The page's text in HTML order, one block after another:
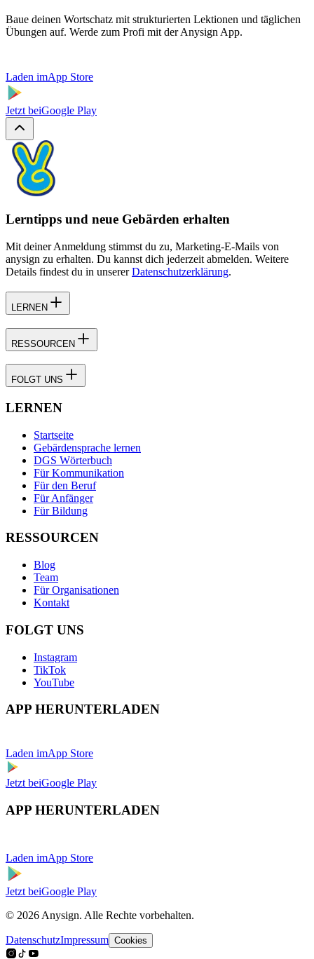
Baue deinen Wortschatz mit strukturierten Lektionen und täglichen
Übungen auf. Werde zum Profi mit der Anysign App.
Laden imApp Store
Jetzt beiGoogle Play
Lerntipps und neue Gebärden erhalten
Mit deiner Anmeldung stimmst du zu, Marketing-E-Mails von
anysign zu erhalten. Du kannst dich jederzeit abmelden. Weitere
Details findest du in unserer Datenschutzerklärung.
LERNEN
RESSOURCEN
FOLGT UNS
LERNEN
Startseite
Gebärdensprache lernen
DGS Wörterbuch
Für Kommunikation
Für den Beruf
Für Anfänger
Für Bildung
RESSOURCEN
Blog
Team
Für Organisationen
Kontakt
FOLGT UNS
Instagram
TikTok
YouTube
APP HERUNTERLADEN
Laden imApp Store
Jetzt beiGoogle Play
APP HERUNTERLADEN
Laden imApp Store
Jetzt beiGoogle Play
© 2026 Anysign. Alle Rechte vorbehalten.
DatenschutzImpressum Cookies